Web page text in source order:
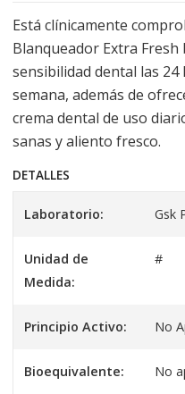
Está clínicamente
Blanqueador Extra
sensibilidad dental las 24
semana, además de
crema dental de uso
sanas y aliento fresco.
DETALLES
Laboratorio: Gsk
Unidad de
Medida:
#
Principio Activo: No
Bioequivalente: No